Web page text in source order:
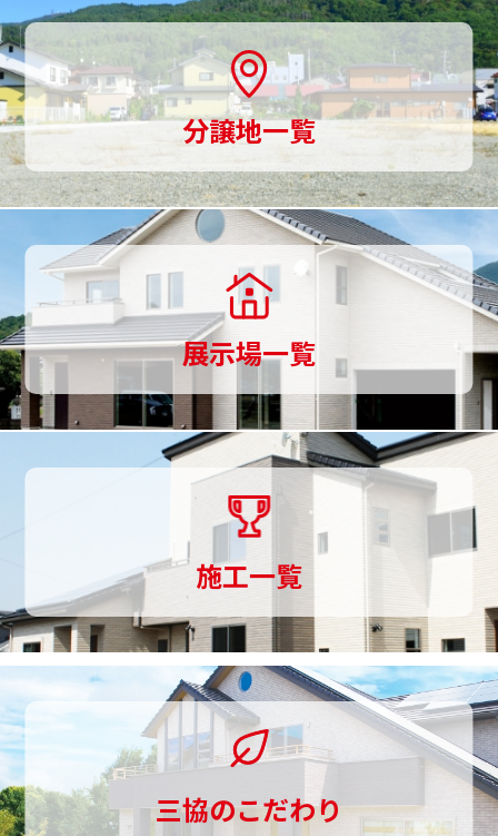
用
意、
土
地
探
し
ら
家
づ
く
で
一
貫
し
て
お
分譲地一覧
展示場一覧
施工一覧
三協のこだわり